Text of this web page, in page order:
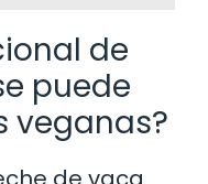
de
puede
veganas?